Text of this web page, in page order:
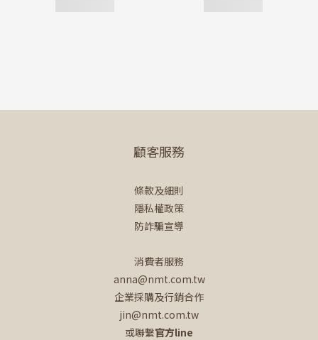
顧客服務
條款及細則
隱私權政策
防詐騙宣導
消費者服務
anna@nmt.com.tw
企業採購及行銷合作
jin@nmt.com.tw
或聯繫官方line